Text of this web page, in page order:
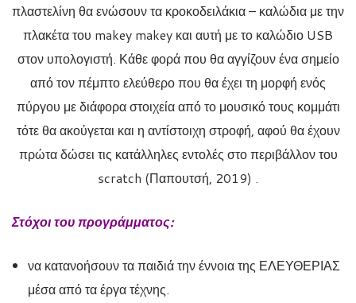
πλαστελίνη θα ενώσουν τα κροκοδειλάκια – καλώδια με την
πλακέτα του makey makey και αυτή με το καλώδιο USB
στον υπολογιστή. Κάθε φορά που θα αγγίζουν ένα σημείο
από τον πέμπτο ελεύθερο που θα έχει τη μορφή ενός
πύργου με διάφορα στοιχεία από το μουσικό τους κομμάτι
τότε θα ακούγεται και η αντίστοιχη στροφή, αφού θα έχουν
πρώτα δώσει τις κατάλληλες εντολές στο περιβάλλον του
scratch (Παπουτσή, 2019) .
Στόχοι του προγράμματος:
να κατανοήσουν τα παιδιά την έννοια της ΕΛΕΥΘΕΡΙΑΣ
μέσα από τα έργα τέχνης.